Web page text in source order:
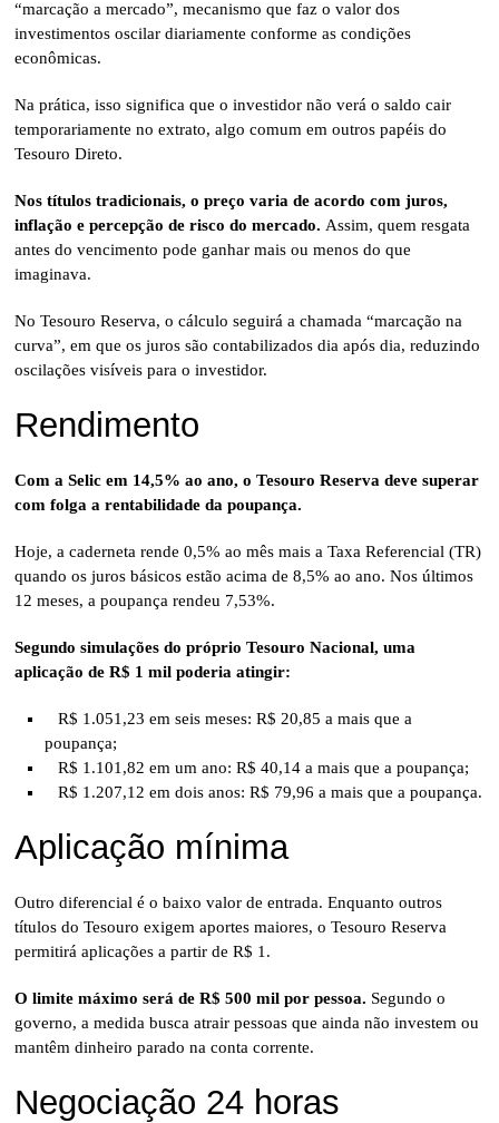
“marcação a mercado”, mecanismo que faz o valor dos
investimentos oscilar diariamente conforme as condições
econômicas.
Na prática, isso significa que o investidor não verá o saldo cair
temporariamente no extrato, algo comum em outros papéis do
Tesouro Direto.
Nos títulos tradicionais, o preço varia de acordo com juros,
inflação e percepção de risco do mercado. Assim, quem resgata
antes do vencimento pode ganhar mais ou menos do que
imaginava.
No Tesouro Reserva, o cálculo seguirá a chamada “marcação na
curva”, em que os juros são contabilizados dia após dia, reduzindo
oscilações visíveis para o investidor.
Rendimento
Com a Selic em 14,5% ao ano, o Tesouro Reserva deve superar
com folga a rentabilidade da poupança.
Hoje, a caderneta rende 0,5% ao mês mais a Taxa Referencial (TR)
quando os juros básicos estão acima de 8,5% ao ano. Nos últimos
12 meses, a poupança rendeu 7,53%.
Segundo simulações do próprio Tesouro Nacional, uma
aplicação de R$ 1 mil poderia atingir:
R$ 1.051,23 em seis meses: R$ 20,85 a mais que a
poupança;
R$ 1.101,82 em um ano: R$ 40,14 a mais que a poupança;
R$ 1.207,12 em dois anos: R$ 79,96 a mais que a poupança.
Aplicação mínima
Outro diferencial é o baixo valor de entrada. Enquanto outros
títulos do Tesouro exigem aportes maiores, o Tesouro Reserva
permitirá aplicações a partir de R$ 1.
O limite máximo será de R$ 500 mil por pessoa. Segundo o
governo, a medida busca atrair pessoas que ainda não investem ou
mantêm dinheiro parado na conta corrente.
Negociação 24 horas